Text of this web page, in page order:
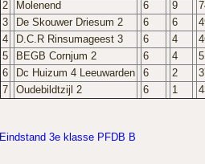
2
Molenend 6 9
3
De Skouwer Driesum 2 6 6
4
D.C.R Rinsumageest 3 6 4
5
BEGB Cornjum 2 6 4
6
Dc Huizum 4 Leeuwarden 6 2
7
Oudebildtzijl 2 6 1
Eindstand 3e klasse PFDB B